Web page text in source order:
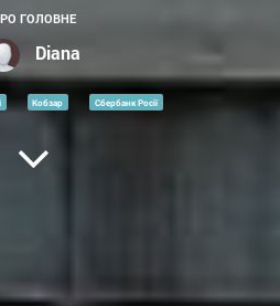
ГОЛОВНЕ
Diana
Кобзар Сбербанк Росії